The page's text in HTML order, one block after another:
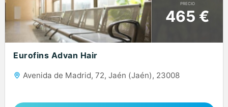
PRECIO
465 €
Eurofins Advan Hair
Avenida de Madrid, 72, Jaén (Jaén), 23008